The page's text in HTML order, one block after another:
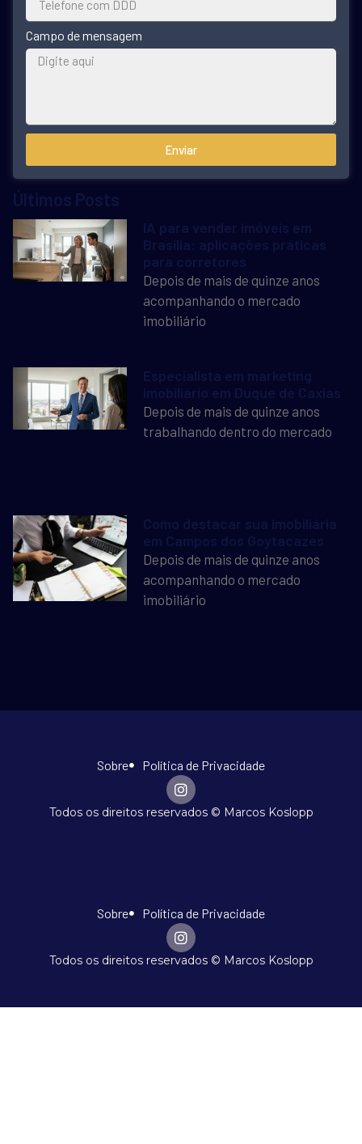
Campo de mensagem
Enviar
Últimos Posts
IA para vender imóveis em
Brasília: aplicações práticas
para corretores
Depois de mais de quinze anos
acompanhando o mercado
imobiliário
Especialista em marketing
imobiliário em Duque de Caxias
Depois de mais de quinze anos
trabalhando dentro do mercado
Como destacar sua imobiliária
em Campos dos Goytacazes
Depois de mais de quinze anos
acompanhando o mercado
imobiliário
Sobre Política de Privacidade
Todos os direitos reservados © Marcos Koslopp
Sobre Política de Privacidade
Todos os direitos reservados © Marcos Koslopp